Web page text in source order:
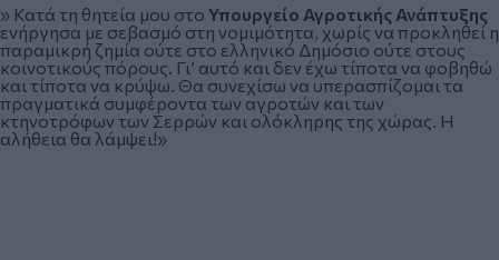
» Κατά τη θητεία μου στο Υπουργείο Αγροτικής Ανάπτυξης
ενήργησα με σεβασμό στη νομιμότητα, χωρίς να προκληθεί η
παραμικρή ζημία ούτε στο ελληνικό Δημόσιο ούτε στους
κοινοτικούς πόρους. Γι’ αυτό και δεν έχω τίποτα να φοβηθώ
και τίποτα να κρύψω. Θα συνεχίσω να υπερασπίζομαι τα
πραγματικά συμφέροντα των αγροτών και των
κτηνοτρόφων των Σερρών και ολόκληρης της χώρας. Η
αλήθεια θα λάμψει!»